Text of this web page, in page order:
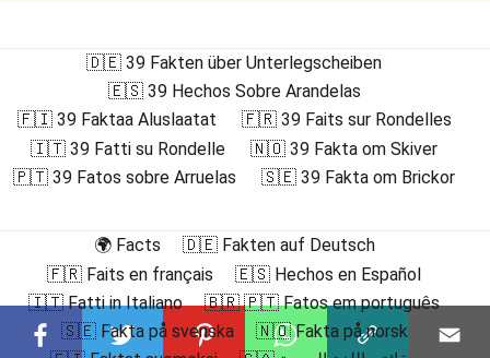
🇩🇪 39 Fakten über Unterlegscheiben
🇪🇸 39 Hechos Sobre Arandelas
🇫🇮 39 Faktaa Aluslaatat
🇫🇷 39 Faits sur Rondelles
🇮🇹 39 Fatti su Rondelle
🇳🇴 39 Fakta om Skiver
🇵🇹 39 Fatos sobre Arruelas
🇸🇪 39 Fakta om Brickor
🌍 Facts
🇩🇪 Fakten auf Deutsch
🇫🇷 Faits en français
🇪🇸 Hechos en Español
🇮🇹 Fatti in Italiano
🇧🇷 🇵🇹 Fatos em português
🇸🇪 Fakta på svenska
🇳🇴 Fakta på norsk